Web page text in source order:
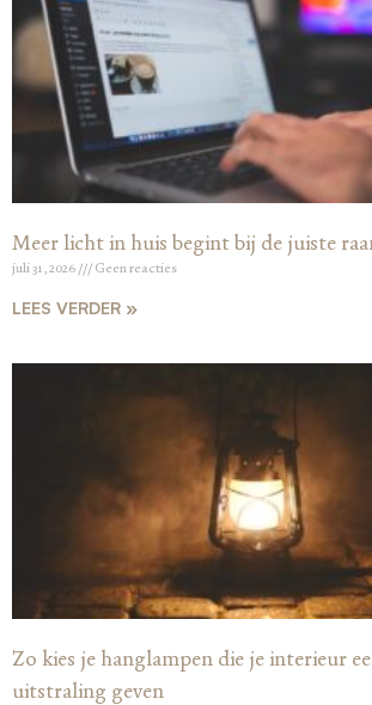
Meer licht in huis begint bij de juiste
juli 31, 2026 Geen reacties
LEES VERDER »
Zo kies je hanglampen die je interieur
uitstraling geven